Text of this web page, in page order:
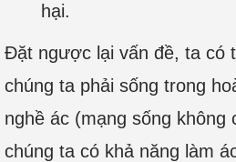
hại.
Đặt ngược lại vấn đề, ta có
chúng ta phải sống trong
nghề ác (mạng sống không
chúng ta có khả năng làm